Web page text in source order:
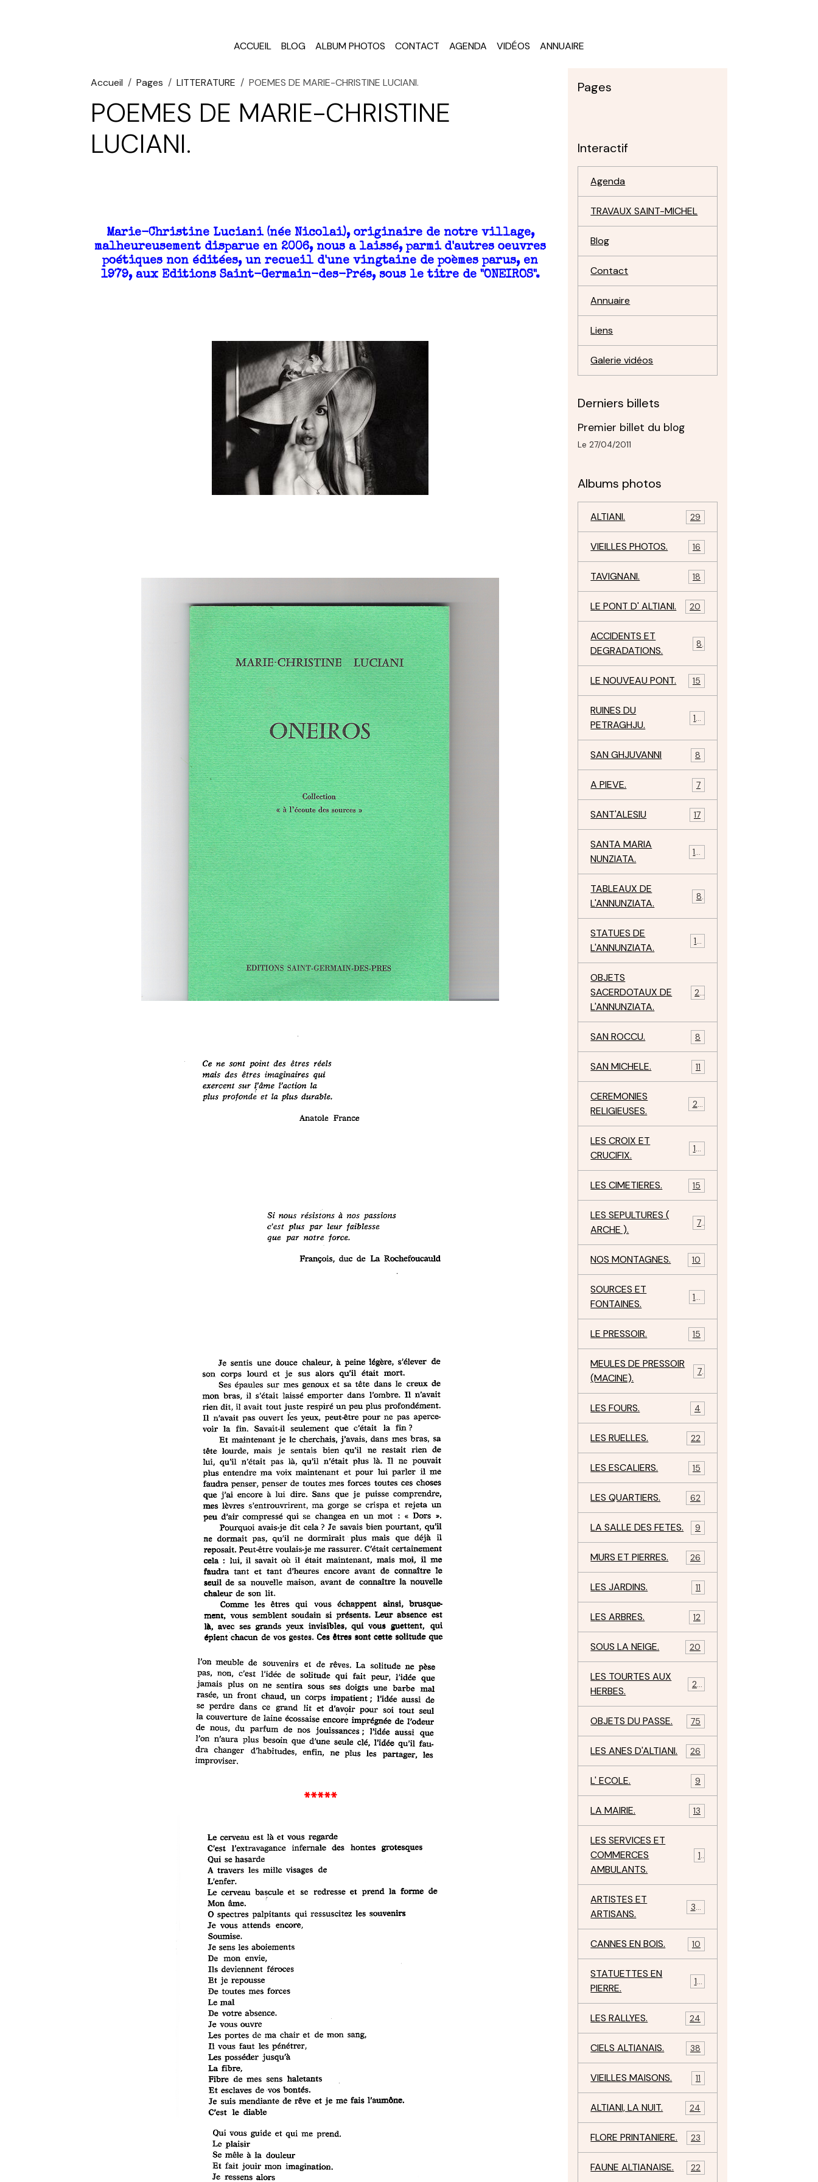
ACCUEIL BLOG ALBUM PHOTOS CONTACT AGENDA VIDÉOS ANNUAIRE
Accueil Pages LITTERATURE POEMES DE MARIE-CHRISTINE LUCIANI.
POEMES DE MARIE-CHRISTINE
LUCIANI.
Marie-Christine Luciani (née Nicolai), originaire de notre village,
malheureusement disparue en 2006, nous a laissé, parmi d'autres oeuvres
poétiques non éditées, un recueil d'une vingtaine de poèmes parus, en
1979, aux Editions Saint-Germain-des-Prés, sous le titre de "ONEIROS".
*****
Pages
Interactif
Agenda
TRAVAUX SAINT-MICHEL
Blog
Contact
Annuaire
Liens
Galerie vidéos
Derniers billets
Premier billet du blog
Le 27/04/2011
Albums photos
ALTIANI. 29
VIEILLES PHOTOS. 16
TAVIGNANI. 18
LE PONT D' ALTIANI. 20
ACCIDENTS ET
DEGRADATIONS.
8
LE NOUVEAU PONT. 15
RUINES DU
PETRAGHJU.
12
SAN GHJUVANNI 8
A PIEVE. 7
SANT'ALESIU 17
SANTA MARIA
NUNZIATA.
10
TABLEAUX DE
L'ANNUNZIATA.
8
STATUES DE
L'ANNUNZIATA.
15
OBJETS
SACERDOTAUX DE
L'ANNUNZIATA.
24
SAN ROCCU. 8
SAN MICHELE. 11
CEREMONIES
RELIGIEUSES.
23
LES CROIX ET
CRUCIFIX.
18
LES CIMETIERES. 15
LES SEPULTURES (
ARCHE ).
7
NOS MONTAGNES. 10
SOURCES ET
FONTAINES.
10
LE PRESSOIR. 15
MEULES DE PRESSOIR
(MACINE).
7
LES FOURS. 4
LES RUELLES. 22
LES ESCALIERS. 15
LES QUARTIERS. 62
LA SALLE DES FETES. 9
MURS ET PIERRES. 26
LES JARDINS. 11
LES ARBRES. 12
SOUS LA NEIGE. 20
LES TOURTES AUX
HERBES.
29
OBJETS DU PASSE. 75
LES ANES D'ALTIANI. 26
L' ECOLE. 9
LA MAIRIE. 13
LES SERVICES ET
COMMERCES
AMBULANTS.
11
ARTISTES ET
ARTISANS.
34
CANNES EN BOIS. 10
STATUETTES EN
PIERRE.
17
LES RALLYES. 24
CIELS ALTIANAIS. 38
VIEILLES MAISONS. 11
ALTIANI, LA NUIT. 24
FLORE PRINTANIERE. 23
FAUNE ALTIANAISE. 22